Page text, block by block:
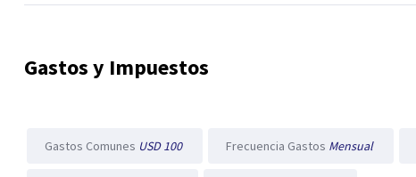
Gastos y Impuestos
Gastos Comunes USD 100 Frecuencia Gastos Mensual